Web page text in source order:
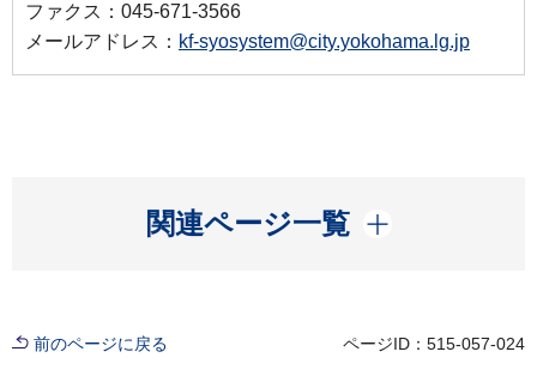
ファクス：045-671-3566
メールアドレス： kf-syosystem@city.yokohama.lg.jp
関連ページ一覧
開く
前のページに戻る ページID：515-057-024